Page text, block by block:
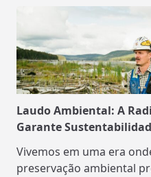
Laudo Ambiental: A
Garante
Vivemos em uma era
preservação ambiental